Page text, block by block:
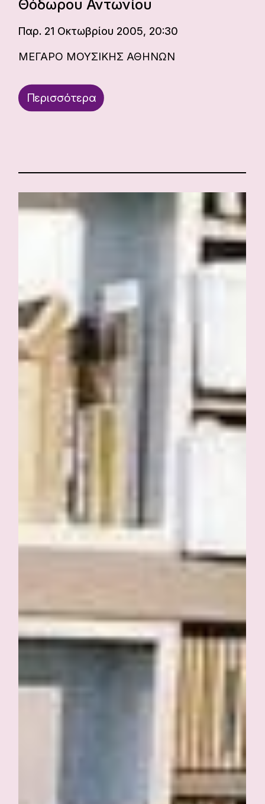
Θόδωρου Αντωνίου
Παρ. 21 Οκτωβρίου 2005, 20:30
ΜΕΓΑΡΟ ΜΟΥΣΙΚΗΣ ΑΘΗΝΩΝ
Περισσότερα